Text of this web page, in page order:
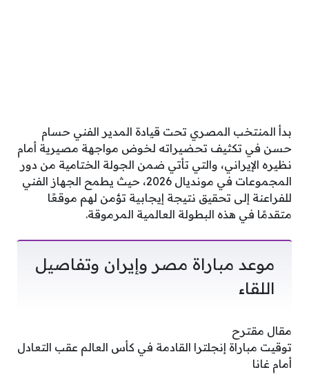
بدأ المنتخب المصري تحت قيادة المدير الفني حسام
حسن في تكثيف تحضيراته لخوض مواجهة مصيرية أمام
نظيره الإيراني، والتي تأتي ضمن الجولة الختامية من دور
المجموعات في مونديال 2026، حيث يطمح الجهاز الفني
للفراعنة إلى تحقيق نتيجة إيجابية تؤمن لهم موقعًا
متقدمًا في هذه البطولة العالمية المرموقة.
موعد مباراة مصر وإيران وتفاصيل
اللقاء
مقال مقترح
توقيت مباراة إنجلترا القادمة في كأس العالم عقب التعادل
أمام غانا